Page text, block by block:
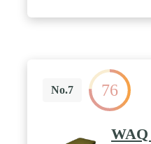
が2本付属されており、
に収納できます。また
納袋に付いているので
回使用時や長期保管後
長時間かかることがあ
は気温や保管状態によ
No.7 76